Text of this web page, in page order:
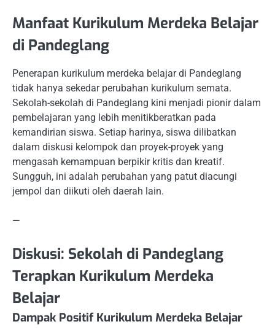
Manfaat Kurikulum Merdeka Belajar
di Pandeglang
Penerapan kurikulum merdeka belajar di Pandeglang
tidak hanya sekedar perubahan kurikulum semata.
Sekolah-sekolah di Pandeglang kini menjadi pionir dalam
pembelajaran yang lebih menitikberatkan pada
kemandirian siswa. Setiap harinya, siswa dilibatkan
dalam diskusi kelompok dan proyek-proyek yang
mengasah kemampuan berpikir kritis dan kreatif.
Sungguh, ini adalah perubahan yang patut diacungi
jempol dan diikuti oleh daerah lain.
—
Diskusi: Sekolah di Pandeglang
Terapkan Kurikulum Merdeka
Belajar
Dampak Positif Kurikulum Merdeka Belajar